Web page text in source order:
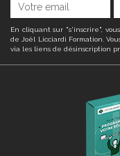
En cliquant sur "s'inscrire",
de Joël Licciardi Formation.
via les liens de désinscription